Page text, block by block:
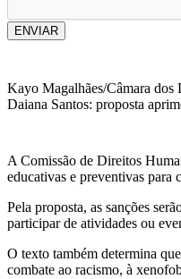
ENVIAR
Kayo Magalhães/Câmara dos
Daiana Santos: proposta
A Comissão de Direitos
educativas e preventivas para
Pela proposta, as sanções
participar de atividades ou
O texto também determina
combate ao racismo, à